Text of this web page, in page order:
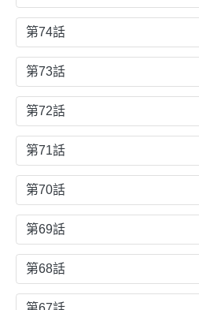
第74話
第73話
第72話
第71話
第70話
第69話
第68話